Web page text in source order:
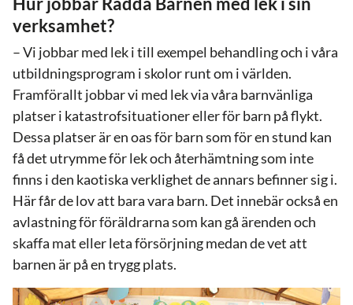
verksamhet?
– Vi jobbar med lek i till exempel behandling och i våra
utbildningsprogram i skolor runt om i världen.
Framförallt jobbar vi med lek via våra barnvänliga
platser i katastrofsituationer eller för barn på flykt.
Dessa platser är en oas för barn som för en stund kan
få det utrymme för lek och återhämtning som inte
finns i den kaotiska verklighet de annars befinner sig i.
Här får de lov att bara vara barn. Det innebär också en
avlastning för föräldrarna som kan gå ärenden och
skaffa mat eller leta försörjning medan de vet att
barnen är på en trygg plats.